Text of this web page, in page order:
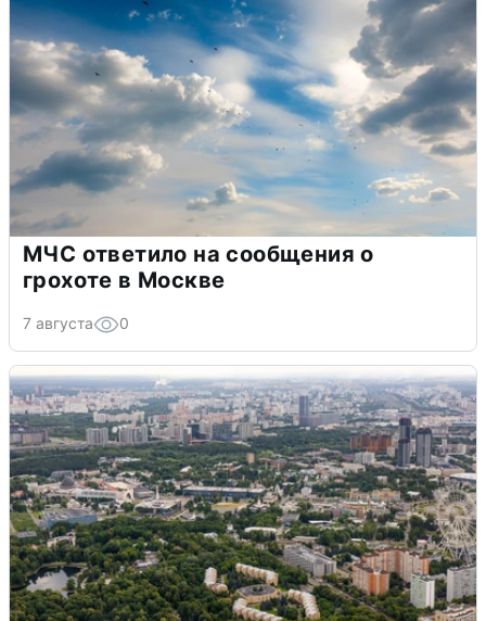
МЧС ответило на сообщения о
грохоте в Москве
7 августа 0